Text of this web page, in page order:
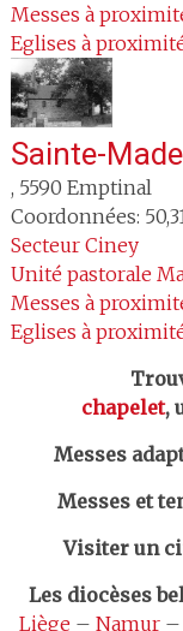
Messes à
Eglises à
Sainte-
, 5590 Emptinal
Coordonnées:
Secteur Ciney
Unité pastorale
Messes à
Eglises à
Trouver
chapelet,
Messes
Messes et
Visiter un
Les diocèses
Liège – Namur–